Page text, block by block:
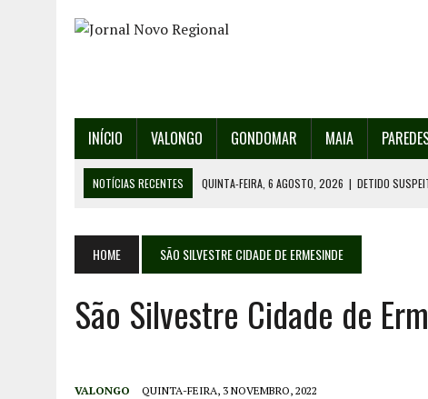
INÍCIO VALONGO GONDOMAR MAIA
NOTÍCIAS RECENTES QUINTA-FEIRA, 6 AGOSTO, 2026 | DETIDO
QUINTA-FEIRA, 6 AGOSTO, 2026 | INCÊNDIOS – FAFE: PJ DETÉM SUSPEITA
SEXTA-FEIRA, 7 AGOSTO, 2026
FESTAS DA CIDADE DE VALONGO E 13º
HOME SÃO SILVESTRE CIDADE DE ERMESINDE
São Silvestre Cidade de
VALONGO QUINTA-FEIRA, 3 NOVEMBRO, 2022